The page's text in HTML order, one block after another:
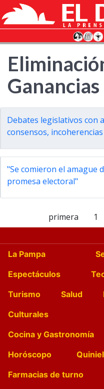
Ganancias
Debates legislativos con
consensos,
"Se comieron el amague
promesa electoral"
primera 1
La Pampa
Espectáculos
Turismo
Salud
Culturales
Cocina y Gastronomía
Horóscopo
Farmacias de turno